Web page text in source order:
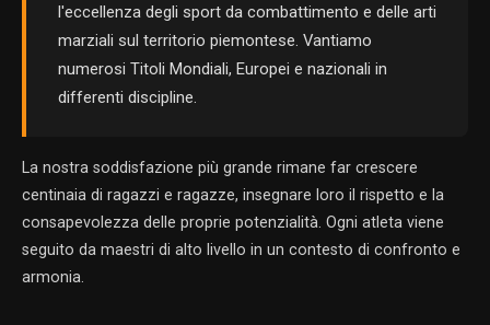
l'eccellenza degli sport da combattimento e delle arti
marziali sul territorio piemontese. Vantiamo
numerosi Titoli Mondiali, Europei e nazionali in
differenti discipline.
La nostra soddisfazione più grande rimane far crescere
centinaia di ragazzi e ragazze, insegnare loro il rispetto e la
consapevolezza delle proprie potenzialità. Ogni atleta viene
seguito da maestri di alto livello in un contesto di confronto e
armonia.